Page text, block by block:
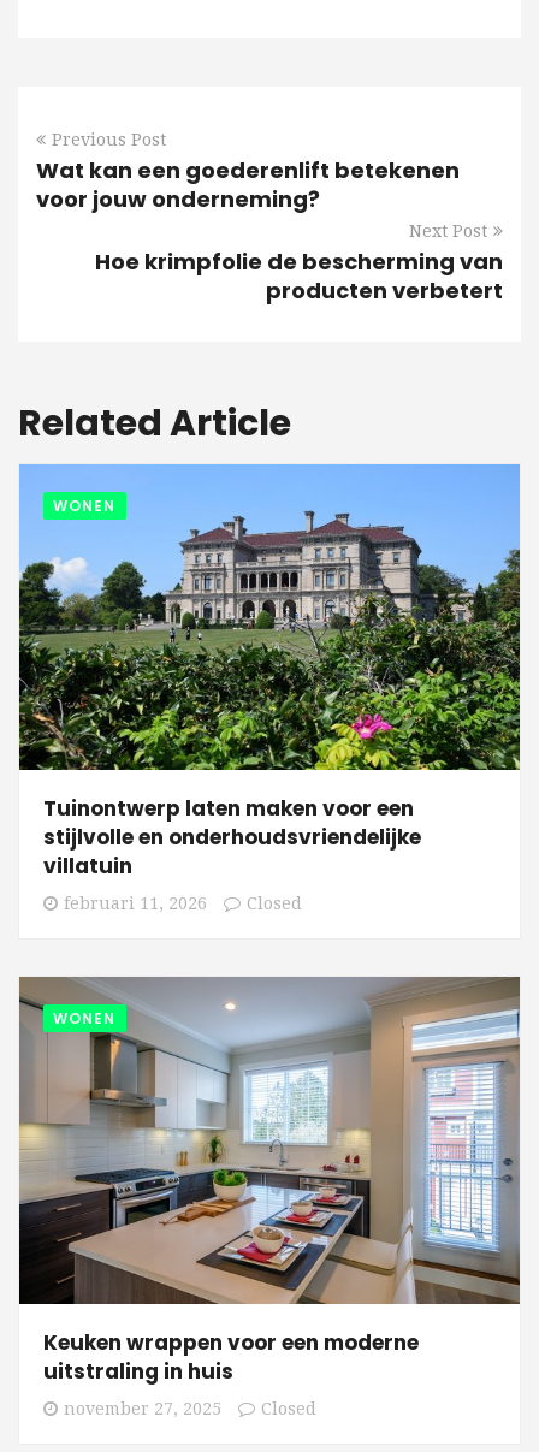
Previous Post
Wat kan een goederenlift betekenen
voor jouw onderneming?
Next Post
Hoe krimpfolie de bescherming van
producten verbetert
Related Article
WONEN
Tuinontwerp laten maken voor een
stijlvolle en onderhoudsvriendelijke
villatuin
februari 11, 2026 Closed
WONEN
Keuken wrappen voor een moderne
uitstraling in huis
november 27, 2025 Closed